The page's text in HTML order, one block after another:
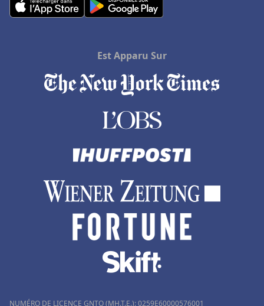
Est Apparu Sur
NUMÉRO DE LICENCE GNTO (MH.T.E.): 0259Ε60000576001